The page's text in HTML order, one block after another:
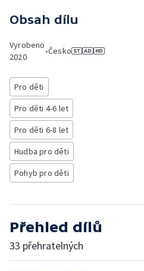
Obsah dílu
Vyrobeno
2020
•Česko
Pro děti
Pro děti 4-6 let
Pro děti 6-8 let
Hudba pro děti
Pohyb pro děti
Přehled dílů
33 přehratelných